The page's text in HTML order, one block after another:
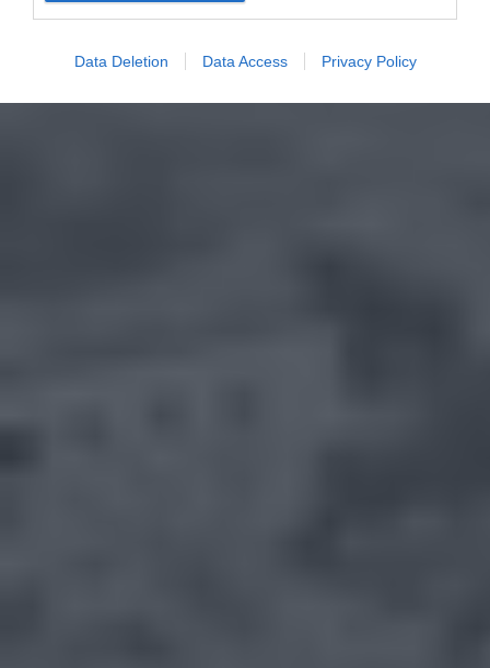
Data Deletion Data Access Privacy Policy